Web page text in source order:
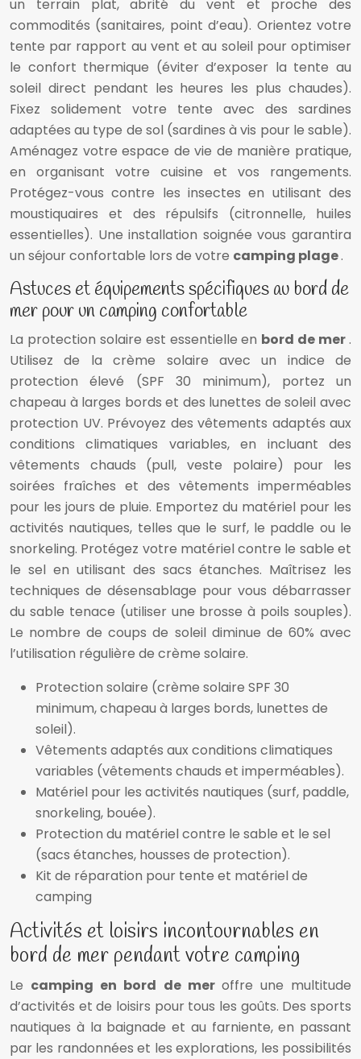
un terrain plat, abrité du vent et proche des
commodités (sanitaires, point d’eau). Orientez votre
tente par rapport au vent et au soleil pour optimiser
le confort thermique (éviter d’exposer la tente au
soleil direct pendant les heures les plus chaudes).
Fixez solidement votre tente avec des sardines
adaptées au type de sol (sardines à vis pour le sable).
Aménagez votre espace de vie de manière pratique,
en organisant votre cuisine et vos rangements.
Protégez-vous contre les insectes en utilisant des
moustiquaires et des répulsifs (citronnelle, huiles
essentielles). Une installation soignée vous garantira
un séjour confortable lors de votre camping plage.
Astuces et équipements spécifiques au bord de
mer pour un camping confortable
La protection solaire est essentielle en bord de mer.
Utilisez de la crème solaire avec un indice de
protection élevé (SPF 30 minimum), portez un
chapeau à larges bords et des lunettes de soleil avec
protection UV. Prévoyez des vêtements adaptés aux
conditions climatiques variables, en incluant des
vêtements chauds (pull, veste polaire) pour les
soirées fraîches et des vêtements imperméables
pour les jours de pluie. Emportez du matériel pour les
activités nautiques, telles que le surf, le paddle ou le
snorkeling. Protégez votre matériel contre le sable et
le sel en utilisant des sacs étanches. Maîtrisez les
techniques de désensablage pour vous débarrasser
du sable tenace (utiliser une brosse à poils souples).
Le nombre de coups de soleil diminue de 60% avec
l’utilisation régulière de crème solaire.
Protection solaire (crème solaire SPF 30
minimum, chapeau à larges bords, lunettes de
soleil).
Vêtements adaptés aux conditions climatiques
variables (vêtements chauds et imperméables).
Matériel pour les activités nautiques (surf, paddle,
snorkeling, bouée).
Protection du matériel contre le sable et le sel
(sacs étanches, housses de protection).
Kit de réparation pour tente et matériel de
camping
Activités et loisirs incontournables en
bord de mer pendant votre camping
Le camping en bord de mer offre une multitude
d’activités et de loisirs pour tous les goûts. Des sports
nautiques à la baignade et au farniente, en passant
par les randonnées et les explorations, les possibilités